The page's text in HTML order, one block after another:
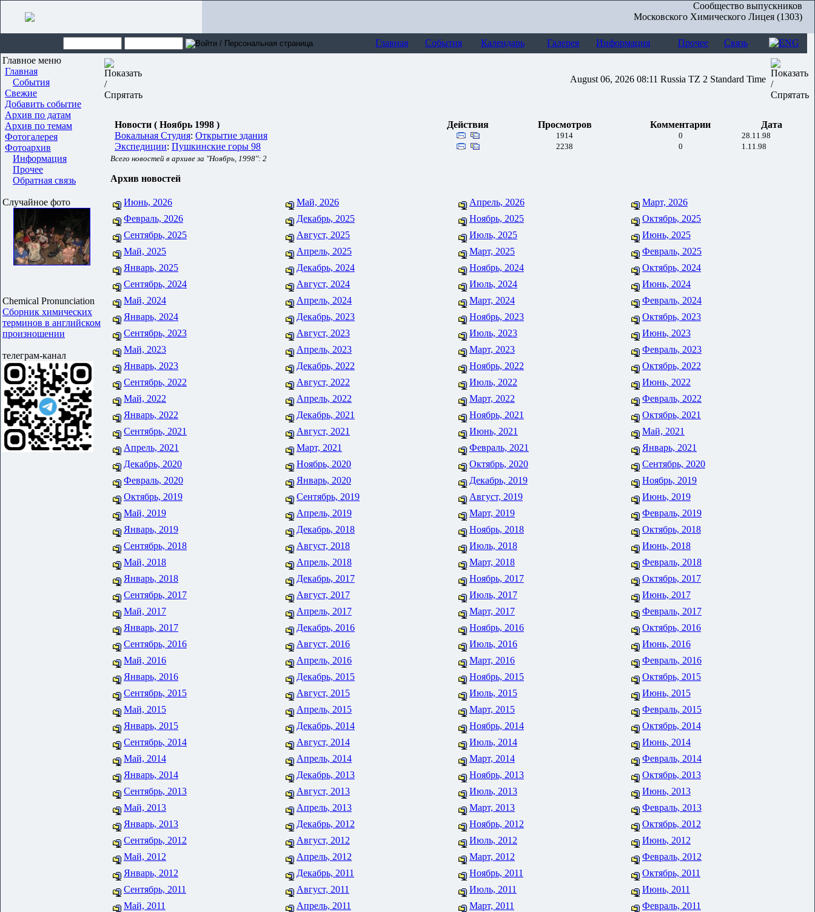
Сообщество выпускников
Московского Химического Лицея (1303)
Главная События Календарь Галерея Информация Прочее
Связь
Главное меню
Главная
События
Свежие
Добавить событие
Архив по датам
Архив по темам
Фотогалерея
Фотоархив
Информация
Прочее
Обратная связь
Случайное фото
Chemical Pronunciation
Сборник химических
терминов в английском
произношении
телеграм-канал
August 06, 2026 08:11 Russia TZ 2 Standard Time
Новости ( Ноябрь 1998 ) Действия Просмотров Комментарии
Дата
Вокальная Студия: Открытие здания 1914 0 28.11.98
Экспедиции: Пушкинские горы 98 2238 0
1.11.98
Всего новостей в архиве за "Ноябрь, 1998": 2
Архив новостей
Июнь, 2026 Май, 2026 Апрель, 2026
Март, 2026
Февраль, 2026
Декабрь, 2025 Ноябрь, 2025
Октябрь, 2025
Сентябрь, 2025
Август, 2025 Июль, 2025
Июнь, 2025
Май, 2025
Апрель, 2025 Март, 2025
Февраль, 2025
Январь, 2025
Декабрь, 2024 Ноябрь, 2024
Октябрь, 2024
Сентябрь, 2024
Август, 2024 Июль, 2024
Июнь, 2024
Май, 2024
Апрель, 2024 Март, 2024
Февраль, 2024
Январь, 2024
Декабрь, 2023 Ноябрь, 2023
Октябрь, 2023
Сентябрь, 2023
Август, 2023 Июль, 2023
Июнь, 2023
Май, 2023
Апрель, 2023 Март, 2023
Февраль, 2023
Январь, 2023
Декабрь, 2022 Ноябрь, 2022
Октябрь, 2022
Сентябрь, 2022
Август, 2022 Июль, 2022
Июнь, 2022
Май, 2022
Апрель, 2022 Март, 2022
Февраль, 2022
Январь, 2022
Декабрь, 2021 Ноябрь, 2021
Октябрь, 2021
Сентябрь, 2021
Август, 2021 Июнь, 2021
Май, 2021
Апрель, 2021
Март, 2021 Февраль, 2021
Январь, 2021
Декабрь, 2020
Ноябрь, 2020 Октябрь, 2020
Сентябрь, 2020
Февраль, 2020
Январь, 2020 Декабрь, 2019
Ноябрь, 2019
Октябрь, 2019
Сентябрь, 2019 Август, 2019
Июнь, 2019
Май, 2019
Апрель, 2019 Март, 2019
Февраль, 2019
Январь, 2019
Декабрь, 2018 Ноябрь, 2018
Октябрь, 2018
Сентябрь, 2018
Август, 2018 Июль, 2018
Июнь, 2018
Май, 2018
Апрель, 2018 Март, 2018
Февраль, 2018
Январь, 2018
Декабрь, 2017 Ноябрь, 2017
Октябрь, 2017
Сентябрь, 2017
Август, 2017 Июль, 2017
Июнь, 2017
Май, 2017
Апрель, 2017 Март, 2017
Февраль, 2017
Январь, 2017
Декабрь, 2016 Ноябрь, 2016
Октябрь, 2016
Сентябрь, 2016
Август, 2016 Июль, 2016
Июнь, 2016
Май, 2016
Апрель, 2016 Март, 2016
Февраль, 2016
Январь, 2016
Декабрь, 2015 Ноябрь, 2015
Октябрь, 2015
Сентябрь, 2015
Август, 2015 Июль, 2015
Июнь, 2015
Май, 2015
Апрель, 2015 Март, 2015
Февраль, 2015
Январь, 2015
Декабрь, 2014 Ноябрь, 2014
Октябрь, 2014
Сентябрь, 2014
Август, 2014 Июль, 2014
Июнь, 2014
Май, 2014
Апрель, 2014 Март, 2014
Февраль, 2014
Январь, 2014
Декабрь, 2013 Ноябрь, 2013
Октябрь, 2013
Сентябрь, 2013
Август, 2013 Июль, 2013
Июнь, 2013
Май, 2013
Апрель, 2013 Март, 2013
Февраль, 2013
Январь, 2013
Декабрь, 2012 Ноябрь, 2012
Октябрь, 2012
Сентябрь, 2012
Август, 2012 Июль, 2012
Июнь, 2012
Май, 2012
Апрель, 2012 Март, 2012
Февраль, 2012
Январь, 2012
Декабрь, 2011 Ноябрь, 2011
Октябрь, 2011
Сентябрь, 2011
Август, 2011 Июль, 2011
Июнь, 2011
Май, 2011
Апрель, 2011 Март, 2011
Февраль, 2011